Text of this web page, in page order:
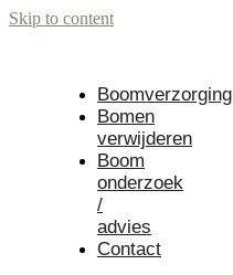
Skip to content
Boomverzorging
Bomen
verwijderen
Boom
onderzoek
/
advies
Contact